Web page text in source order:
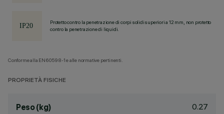
Protetto contro la penetrazione di corpi solidi superiori a 12 mm, non protetto
contro la penetrazione di liquidi.
Conforme alla EN60598-1 e alle normative pertinenti.
PROPRIETÀ FISICHE
Peso (kg) 0.27